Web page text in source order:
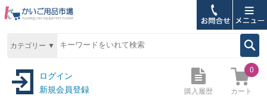
カテゴリー ▼
ログイン
新規会員登録
0
カート
購入履歴